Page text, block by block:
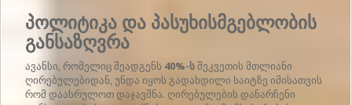
პოლიტიკა და პასუხისმგებლობის
განსაზღვრა
ავანსი, რომელიც შეადგენს 40%-სშეკვეთის მთლიანი
ღირებულებიდან, უნდა იყოს გადახდილი საიტზე იმისათვის
რომ დაასრულოთ დაჯავშნა. ღირებულების დანარჩენი